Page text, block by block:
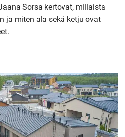
Sorsa kertovat, millaista
ja miten ala sekä ketju ovat